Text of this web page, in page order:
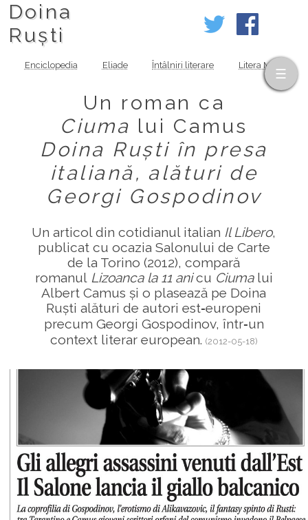
Doina
Ruști
Enciclopedia Eliade Întâlniri literare Litera MOV
Un roman ca
Ciuma lui Camus
Doina Ruști în presa
italiană, alături de
Georgi Gospodinov
Un articol din cotidianul italian Il Libero,
publicat cu ocazia Salonului de Carte
de la Torino (2012), compară
romanul Lizoanca la 11 anicu Ciumalui
Albert Camus și o plasează pe Doina
Ruști alături de autori est‑europeni
precum Georgi Gospodinov, într‑un
context literar european. (2012-05-18)